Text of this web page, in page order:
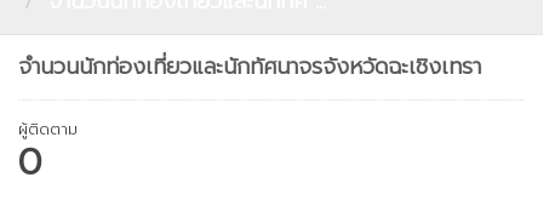
จำนวนนักท่องเที่ยวและนักทัศนาจรจังหวัดฉะเชิงเทรา
ผู้ติดตาม
0